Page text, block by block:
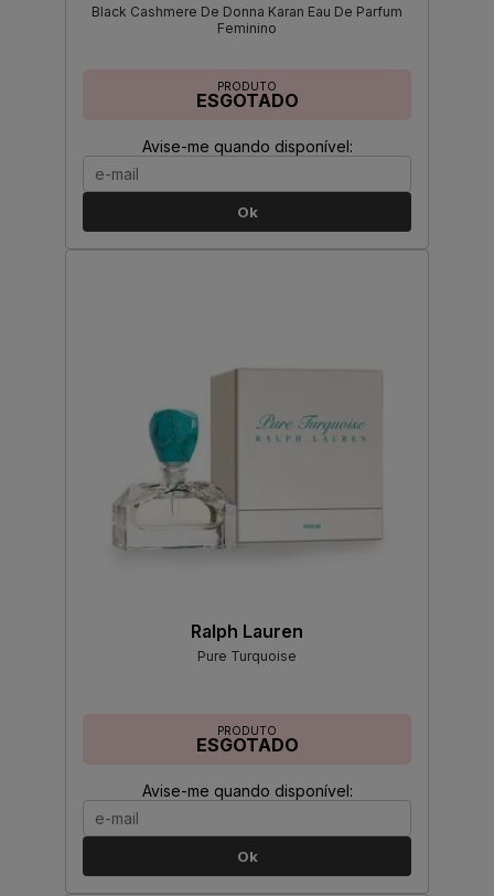
Black Cashmere De Donna Karan Eau De Parfum
Feminino
PRODUTO
ESGOTADO
Avise-me quando disponível:
Ok
Ralph Lauren
Pure Turquoise
PRODUTO
ESGOTADO
Avise-me quando disponível:
Ok